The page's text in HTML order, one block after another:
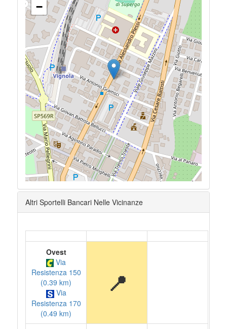
−
Altri Sportelli Bancari Nelle Vicinanze
Ovest
Via
Resistenza 150
(0.39 km)
Via
Resistenza 170
(0.49 km)
📍